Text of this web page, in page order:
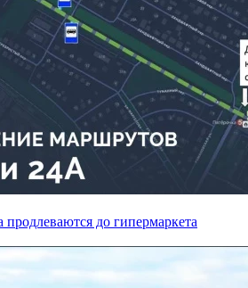
до гипермаркета